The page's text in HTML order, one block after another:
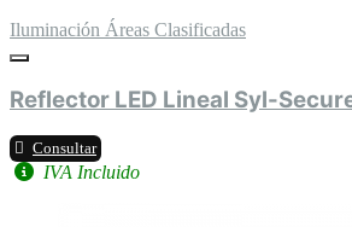
Iluminación Áreas Clasificadas
Reflector LED Lineal Syl-
Consultar
IVA Incluido